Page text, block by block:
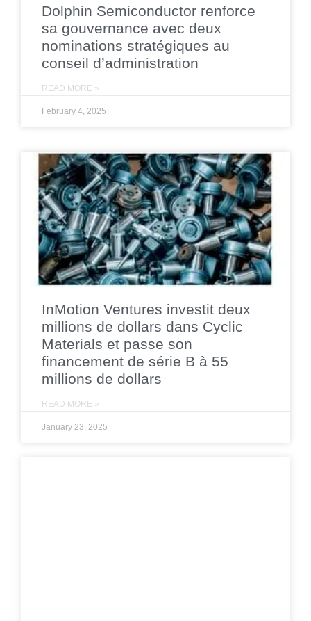
Dolphin Semiconductor renforce
sa gouvernance avec deux
nominations stratégiques au
conseil d’administration
READ MORE »
February 4, 2025
InMotion Ventures investit deux
millions de dollars dans Cyclic
Materials et passe son
financement de série B à 55
millions de dollars
READ MORE »
January 23, 2025